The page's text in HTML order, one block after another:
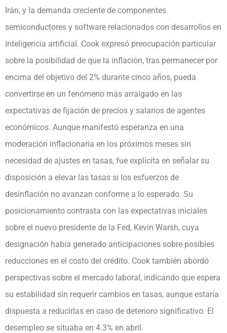
Irán, y la demanda creciente de componentes
semiconductores y software relacionados con desarrollos en
inteligencia artificial. Cook expresó preocupación particular
sobre la posibilidad de que la inflación, tras permanecer por
encima del objetivo del 2% durante cinco años, pueda
convertirse en un fenómeno más arraigado en las
expectativas de fijación de precios y salarios de agentes
económicos. Aunque manifestó esperanza en una
moderación inflacionaria en los próximos meses sin
necesidad de ajustes en tasas, fue explícita en señalar su
disposición a elevar las tasas si los esfuerzos de
desinflación no avanzan conforme a lo esperado. Su
posicionamiento contrasta con las expectativas iniciales
sobre el nuevo presidente de la Fed, Kevin Warsh, cuya
designación había generado anticipaciones sobre posibles
reducciones en el costo del crédito. Cook también abordó
perspectivas sobre el mercado laboral, indicando que espera
su estabilidad sin requerir cambios en tasas, aunque estaría
dispuesta a reducirlas en caso de deterioro significativo. El
desempleo se situaba en 4.3% en abril.